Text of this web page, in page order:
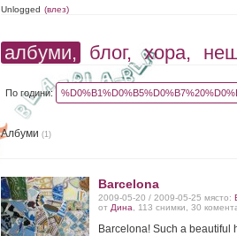
Unlogged (влез)
албуми, блог, хора,
По години:
Албуми(1)
Barcelona
2009-05-20 / 2009-05-25 място:
от Дина , 113 снимки, 30
Barcelona! Such a beautiful